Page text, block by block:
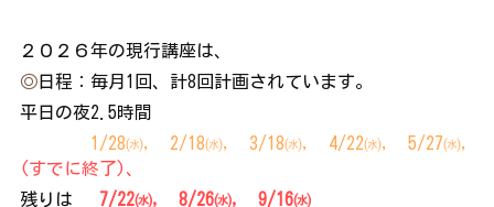
２０２６年の現行講座は、
◎日程：毎月1回、計8回計画されています。
平日の夜2.5時間
1/28㈬,　2/18㈬,  3/18㈬,  4/22㈬,  5/27㈬,
(すでに終了)、
残りは 7/22㈬,  8/26㈬,  9/16㈬